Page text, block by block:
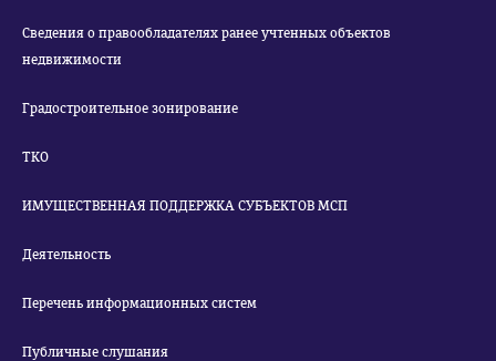
Сведения о правообладателях ранее учтенных объектов
недвижимости
Градостроительное зонирование
ТКО
ИМУЩЕСТВЕННАЯ ПОДДЕРЖКА СУБЪЕКТОВ МСП
Деятельность
Перечень информационных систем
Публичные слушания